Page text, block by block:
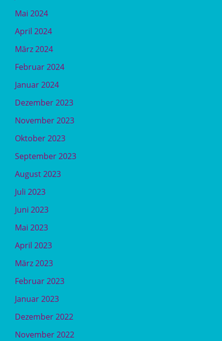
Mai 2024
April 2024
März 2024
Februar 2024
Januar 2024
Dezember 2023
November 2023
Oktober 2023
September 2023
August 2023
Juli 2023
Juni 2023
Mai 2023
April 2023
März 2023
Februar 2023
Januar 2023
Dezember 2022
November 2022